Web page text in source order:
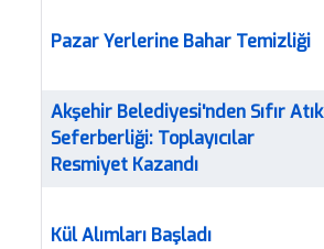
Pazar Yerlerine Bahar Temizliği
Akşehir Belediyesi'nden Sıfır Atık
Seferberliği: Toplayıcılar
Resmiyet Kazandı
Kül Alımları Başladı